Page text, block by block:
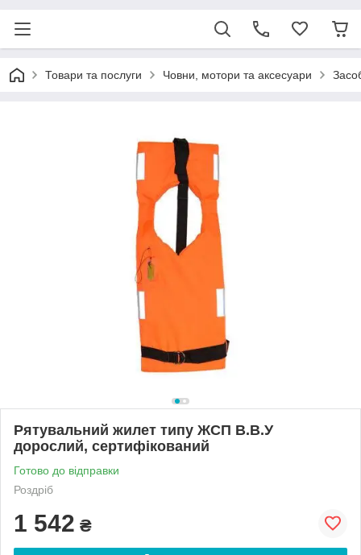
Товари та послуги Човни, мотори та аксесуари
Рятувальний жилет типу ЖСП В.В.У
дорослий, сертифікований
Готово до відправки
Роздріб
1 542 ₴